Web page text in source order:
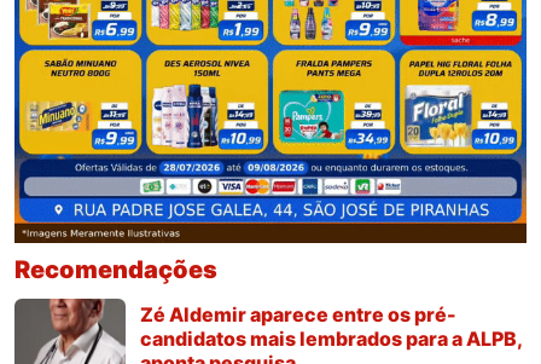
Recomendações
Zé Aldemir aparece entre os pré-
candidatos mais lembrados para a ALPB,